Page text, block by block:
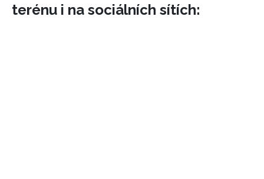
terénu i na sociálních sítích: